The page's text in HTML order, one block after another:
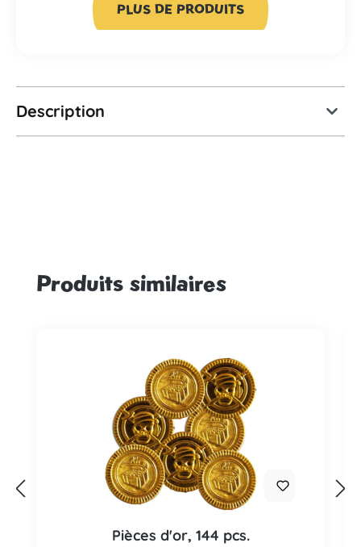
PLUS DE PRODUITS
Description
Ignorer la galerie de produits
Produits similaires
Pièces d'or, 144 pcs.